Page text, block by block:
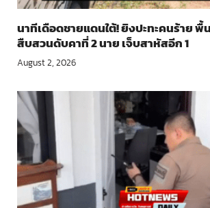
นาทีเดือดชายแดนใต้! ยิงปะทะคนร้าย พื้
สืบสวนดับคาที่ 2 นาย เจ็บสาหัสอีก 1
August 2, 2026